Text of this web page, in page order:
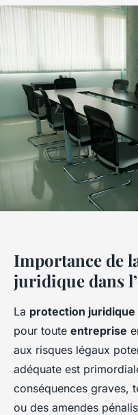
Importance de
juridique dans
La protection juridique
pour toute entreprise
aux risques légaux
adéquate est
conséquences graves,
ou des amendes